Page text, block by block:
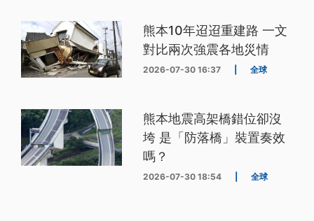
熊本10年迢迢重建路 一文
對比兩次強震各地災情
2026-07-30 16:37 全球
熊本地震高架橋錯位卻沒
垮 是「防落橋」裝置奏效
嗎？
2026-07-30 18:54 全球